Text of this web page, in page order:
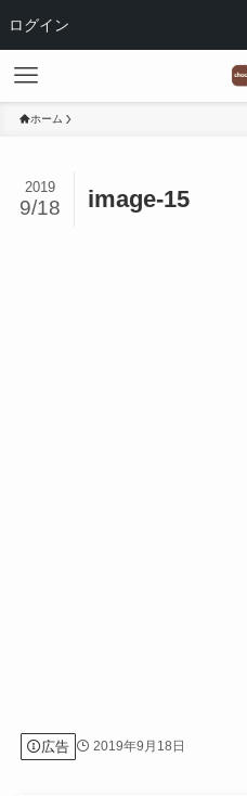
ログイン
ホーム
image-15
2019
9/18
広告 2019年9月18日